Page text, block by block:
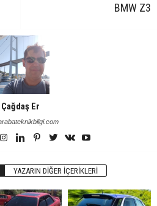
BMW Z3
Çağdaş Er
YAZARIN DIĞER İÇERIKLERI